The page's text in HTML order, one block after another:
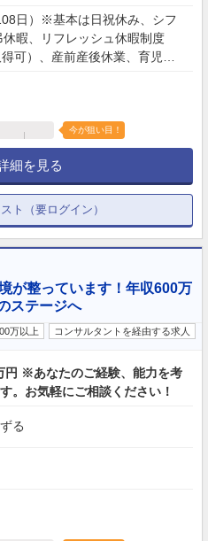
定少） ※夜間・土日含むシフト
営業時間による）
日）※基本は日祝休み、シフ
休暇、リフレッシュ休暇制度
可）、産前産後休業、育児休
今が狙い目！
細を見る
ト（要ログイン）
が整っています！年収600万
ステージへ
万以上 コンサルタントを経由する求人
円 ※あなたのご経験、能力を考
。お気軽にご相談ください！
る